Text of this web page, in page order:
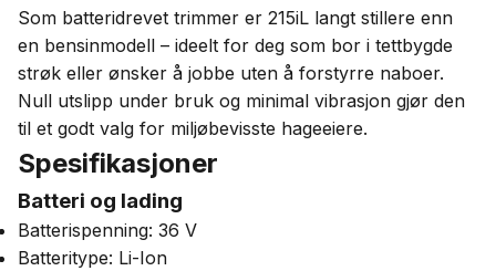
Som batteridrevet trimmer er 215iL langt stillere enn
en bensinmodell – ideelt for deg som bor i tettbygde
strøk eller ønsker å jobbe uten å forstyrre naboer.
Null utslipp under bruk og minimal vibrasjon gjør den
til et godt valg for miljøbevisste hageeiere.
Spesifikasjoner
Batteri og lading
Batterispenning: 36 V
Batteritype: Li-Ion